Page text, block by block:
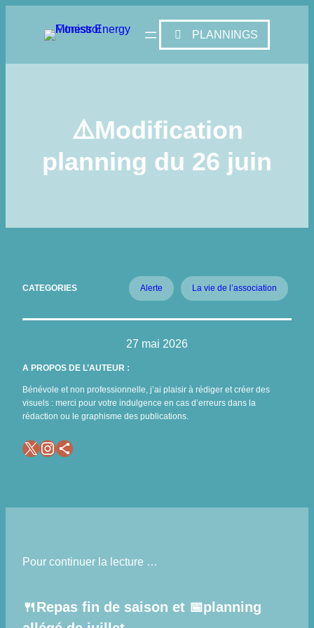
PLANNINGS
⚠️Modification
planning du 26 juin
CATEGORIES Alerte La vie de l’association
27 mai 2026
A PROPOS DE L’AUTEUR :
Bénévole et non professionnelle, j’ai plaisir à rédiger et créer des
visuels : merci pour votre indulgence en cas d’erreurs dans la
rédaction ou le graphisme des publications.
X InstagramIcône de partage
Pour continuer la lecture …
🍴Repas fin de saison et 📅planning